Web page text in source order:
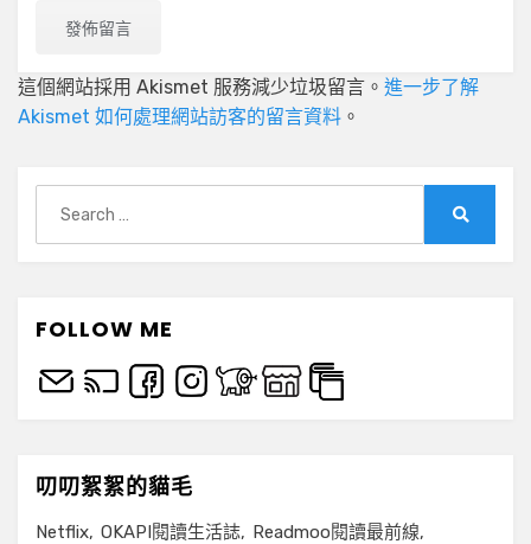
這個網站採用 Akismet 服務減少垃圾留言。 進一步了解
Akismet 如何處理網站訪客的留言資料 。
for:
FOLLOW ME
叨叨絮絮的貓毛
Netflix OKAPI閱讀生活誌
Readmoo閱讀最前線